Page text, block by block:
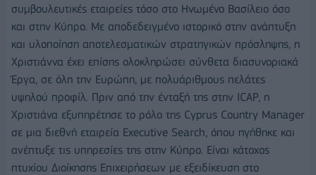
συμβουλευτικές εταιρείες τόσο στο Ηνωμένο Βασίλειο όσο
και στην Κύπρο. Με αποδεδειγμένο ιστορικό στην ανάπτυξη
και υλοποίηση αποτελεσματικών στρατηγικών πρόσληψης, η
Χριστιάννα έχει επίσης ολοκληρώσει σύνθετα διασυνοριακά
Έργα, σε όλη την Ευρώπη, με πολυάριθμους πελάτες
υψηλού προφίλ. Πριν από την ένταξή της στην ICAP, η
Χριστιάνα εξυπηρέτησε το ρόλο της Cyprus Country Manager
σε μια διεθνή εταιρεία Executive Search, όπου ηγήθηκε και
ανέπτυξε τις υπηρεσίες της στην Κύπρο. Είναι κάτοχος
πτυχίου Διοίκησης Επιχειρήσεων με εξειδίκευση στο